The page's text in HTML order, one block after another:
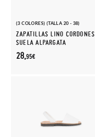
(3 COLORES) (TALLA 20 - 38)
ZAPATILLAS LINO CORDONES
SUELA ALPARGATA
28,95€